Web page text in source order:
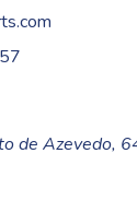
de Azevedo,